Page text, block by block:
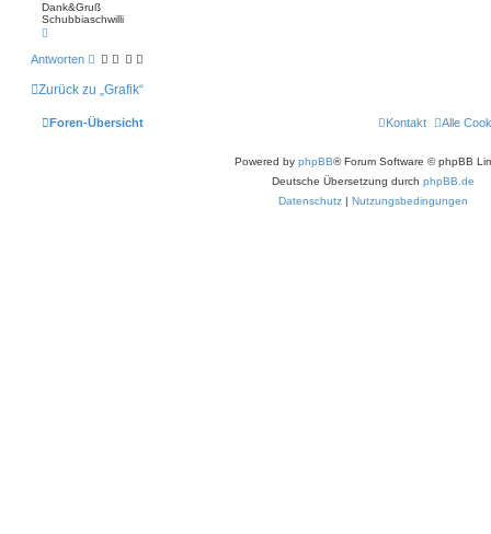
Dank&Gruß
Schubbiaschwilli
h
b
Antworten
Zurück zu „Grafik“
Foren-Übersicht Alle
Kontakt
Powered by phpBB® Forum Software © phpBB
Deutsche Übersetzung durch phpBB.de
Datenschutz | Nutzungsbedingungen